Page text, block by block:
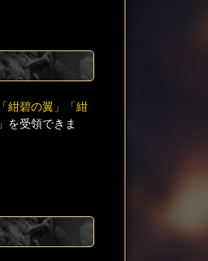
紺碧の翼」「紺
を受領できま